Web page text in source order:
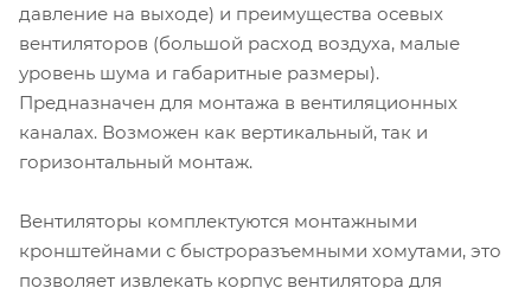
давление на выходе) и преимущества осевых
вентиляторов (большой расход воздуха, малые
уровень шума и габаритные размеры).
Предназначен для монтажа в вентиляционных
каналах. Возможен как вертикальный, так и
горизонтальный монтаж.
Вентиляторы комплектуются монтажными
кронштейнами с быстроразъемными хомутами, это
позволяет извлекать корпус вентилятора для